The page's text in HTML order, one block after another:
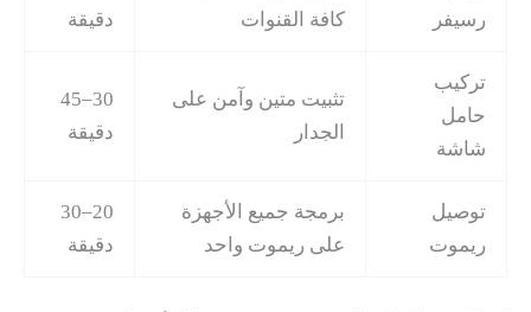
رسيفر
كافة القنوات
دقيقة
تركيب
حامل
شاشة
تثبيت متين وآمن على
الجدار
30–45
دقيقة
توصيل
ريموت
برمجة جميع الأجهزة
على ريموت واحد
20–30
دقيقة